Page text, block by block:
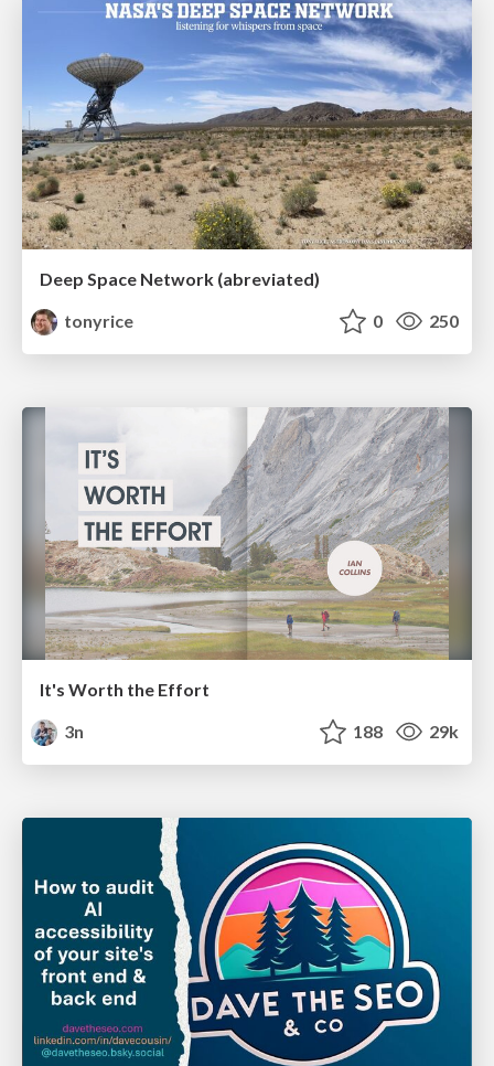
Deep Space Network (abreviated)
tonyrice
0 250
It's Worth the Effort
3n
188 29k